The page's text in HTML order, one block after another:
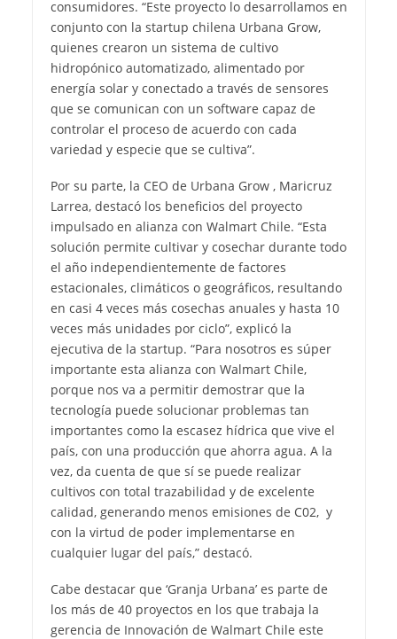
consumidores. “Este proyecto lo desarrollamos en
conjunto con la startup chilena Urbana Grow,
quienes crearon un sistema de cultivo
hidropónico automatizado, alimentado por
energía solar y conectado a través de sensores
que se comunican con un software capaz de
controlar el proceso de acuerdo con cada
variedad y especie que se cultiva”.
Por su parte, la CEO de Urbana Grow , Maricruz
Larrea, destacó los beneficios del proyecto
impulsado en alianza con Walmart Chile. “Esta
solución permite cultivar y cosechar durante todo
el año independientemente de factores
estacionales, climáticos o geográficos, resultando
en casi 4 veces más cosechas anuales y hasta 10
veces más unidades por ciclo”, explicó la
ejecutiva de la startup. “Para nosotros es súper
importante esta alianza con Walmart Chile,
porque nos va a permitir demostrar que la
tecnología puede solucionar problemas tan
importantes como la escasez hídrica que vive el
país, con una producción que ahorra agua. A la
vez, da cuenta de que sí se puede realizar
cultivos con total trazabilidad y de excelente
calidad, generando menos emisiones de C02, y
con la virtud de poder implementarse en
cualquier lugar del país,” destacó.
Cabe destacar que ‘Granja Urbana’ es parte de
los más de 40 proyectos en los que trabaja la
gerencia de Innovación de Walmart Chile este